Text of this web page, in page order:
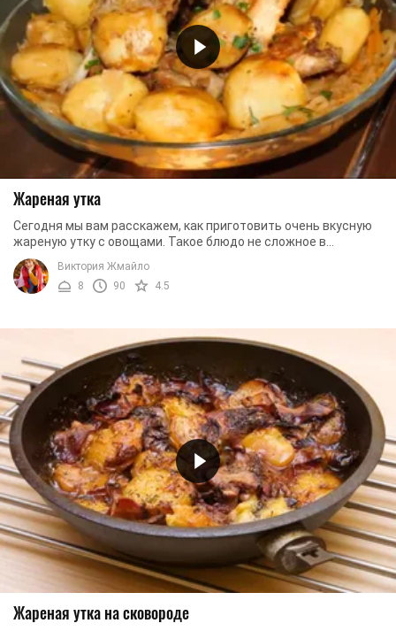
Жареная утка
Сегодня мы вам расскажем, как приготовить очень вкусную
жареную утку с овощами. Такое блюдо не сложное в
приготовлении, поэтому его можно приготовить ...
Виктория Жмайло
8
90 4.5
Жареная утка на сковороде